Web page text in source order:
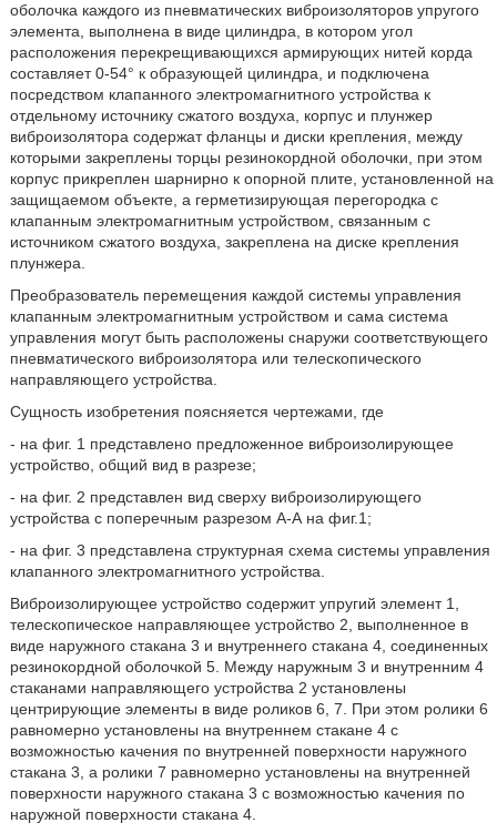
оболочка каждого из пневматических виброизоляторов упругого
элемента, выполнена в виде цилиндра, в котором угол
расположения перекрещивающихся армирующих нитей корда
составляет 0-54° к образующей цилиндра, и подключена
посредством клапанного электромагнитного устройства к
отдельному источнику сжатого воздуха, корпус и плунжер
виброизолятора содержат фланцы и диски крепления, между
которыми закреплены торцы резинокордной оболочки, при этом
корпус прикреплен шарнирно к опорной плите, установленной на
защищаемом объекте, а герметизирующая перегородка с
клапанным электромагнитным устройством, связанным с
источником сжатого воздуха, закреплена на диске крепления
плунжера.
Преобразователь перемещения каждой системы управления
клапанным электромагнитным устройством и сама система
управления могут быть расположены снаружи соответствующего
пневматического виброизолятора или телескопического
направляющего устройства.
Сущность изобретения поясняется чертежами, где
- на фиг. 1 представлено предложенное виброизолирующее
устройство, общий вид в разрезе;
- на фиг. 2 представлен вид сверху виброизолирующего
устройства с поперечным разрезом А-А на фиг.1;
- на фиг. 3 представлена структурная схема системы управления
клапанного электромагнитного устройства.
Виброизолирующее устройство содержит упругий элемент 1,
телескопическое направляющее устройство 2, выполненное в
виде наружного стакана 3 и внутреннего стакана 4, соединенных
резинокордной оболочкой 5. Между наружным 3 и внутренним 4
стаканами направляющего устройства 2 установлены
центрирующие элементы в виде роликов 6, 7. При этом ролики 6
равномерно установлены на внутреннем стакане 4 с
возможностью качения по внутренней поверхности наружного
стакана 3, а ролики 7 равномерно установлены на внутренней
поверхности наружного стакана 3 с возможностью качения по
наружной поверхности стакана 4.